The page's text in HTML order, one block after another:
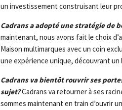
un investissement construisant leur
Cadrans a adopté une stratégie de
maintenant, nous avons fait le choix
Maison multimarques avec un coin
une expérience unique, découvrant
Cadrans va bientôt rouvrir ses
sujet?Cadrans va retourner à ses
sommes maintenant en train d’ouvrir